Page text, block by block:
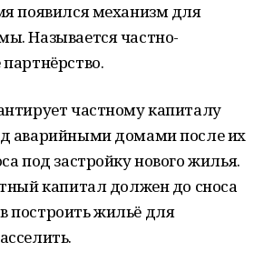
появился механизм для
Называется частно-
частному капиталу
аварийными домами после их
под застройку нового жилья.
капитал должен до сноса
построить жильё для